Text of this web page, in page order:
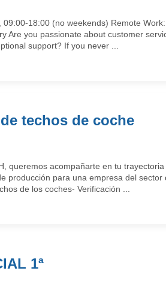
18:00 (no weekends) Remote
Are you passionate about customer
support? If you never ...
techos de coche
queremos acompañarte en tu
producción para una empresa del sector
de los coches- Verificación ...
1ª